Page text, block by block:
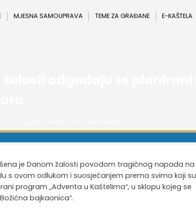
MJESNA SAMOUPRAVA TEME ZA GRAĐANE E-KAŠTELA
je Danom žalosti povodom tragičnog napada na
s ovom odlukom i suosjećanjem prema svima koji su
program „Adventa u Kaštelima“, u sklopu kojeg se
bajkaonica“.